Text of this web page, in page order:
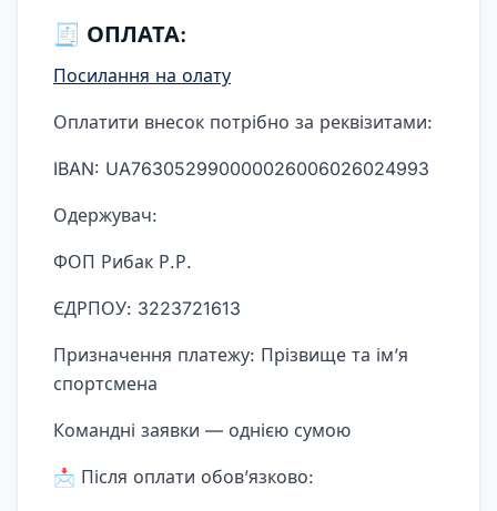
🧾 ОПЛАТА:
Посилання на олату
Оплатити внесок потрібно за реквізитами:
IBAN: UA763052990000026006026024993
Одержувач:
ФОП Рибак Р.Р.
ЄДРПОУ: 3223721613
Призначення платежу: Прізвище та імʼя
спортсмена
Командні заявки — однією сумою
📩 Після оплати обовʼязково: